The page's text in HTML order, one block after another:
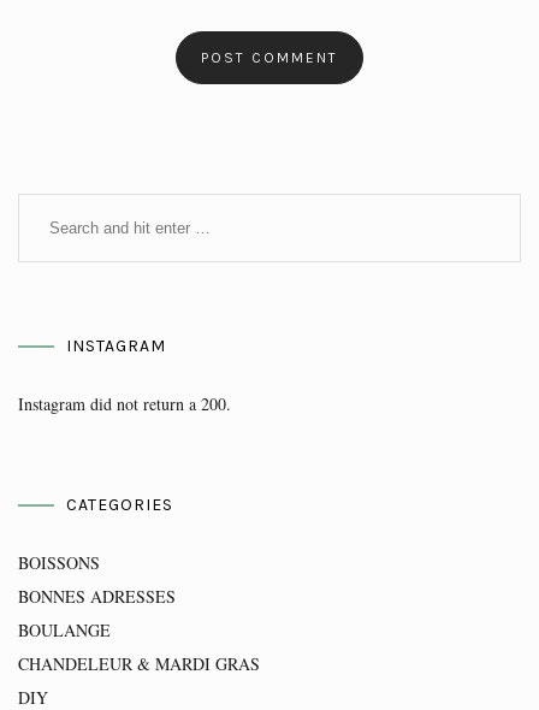
INSTAGRAM
Instagram did not return a 200.
CATEGORIES
BOISSONS
BONNES ADRESSES
BOULANGE
CHANDELEUR & MARDI GRAS
DIY